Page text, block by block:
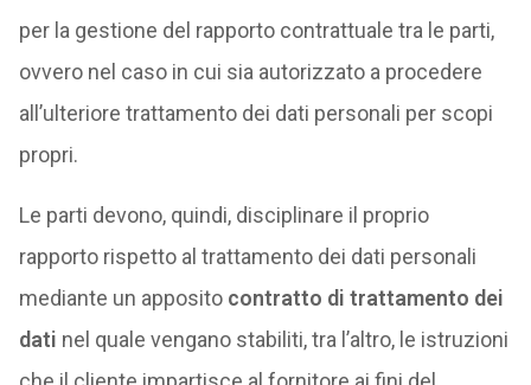
per la gestione del rapporto contrattuale tra le parti,
ovvero nel caso in cui sia autorizzato a procedere
all’ulteriore trattamento dei dati personali per scopi
propri.
Le parti devono, quindi, disciplinare il proprio
rapporto rispetto al trattamento dei dati personali
mediante un apposito contratto di trattamento dei
dati nel quale vengano stabiliti, tra l’altro, le istruzioni